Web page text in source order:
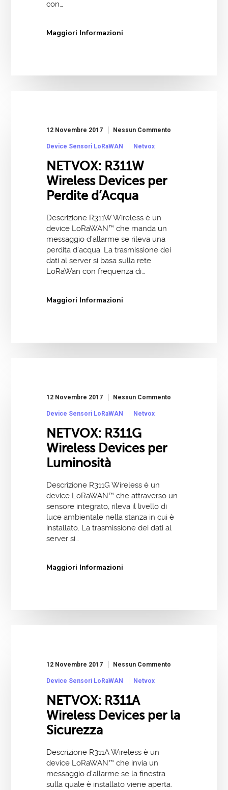
con…
Maggiori Informazioni
12 Novembre 2017 Nessun Commento
Device Sensori LoRaWAN Netvox
NETVOX: R311W
Wireless Devices per
Perdite d’Acqua
Descrizione R311W Wireless è un
device LoRaWAN™ che manda un
messaggio d’allarme se rileva una
perdita d’acqua. La trasmissione dei
dati al server si basa sulla rete
LoRaWan con frequenza di…
Maggiori Informazioni
12 Novembre 2017 Nessun Commento
Device Sensori LoRaWAN Netvox
NETVOX: R311G
Wireless Devices per
Luminosità
Descrizione R311G Wireless è un
device LoRaWAN™ che attraverso un
sensore integrato, rileva il livello di
luce ambientale nella stanza in cui è
installato. La trasmissione dei dati al
server si…
Maggiori Informazioni
12 Novembre 2017 Nessun Commento
Device Sensori LoRaWAN Netvox
NETVOX: R311A
Wireless Devices per la
Sicurezza
Descrizione R311A Wireless è un
device LoRaWAN™ che invia un
messaggio d’allarme se la finestra
sulla quale è installato viene aperta.